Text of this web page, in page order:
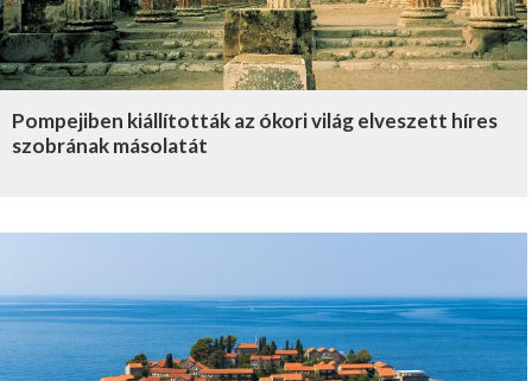
Pompejiben kiállították az ókori világ elveszett híres
szobrának másolatát